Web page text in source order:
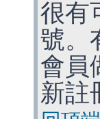
很有
號。
會員
新註